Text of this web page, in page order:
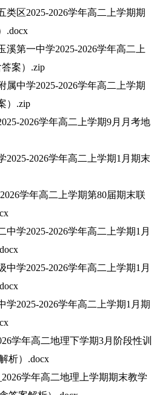
区2025-2026学年高二上学期期
.docx
第一中学2025-2026学年高二上
案）.zip
中学2025-2026学年高二上学期
）.zip
2026学年高二上学期9月月考地
2026学年高二上学期1月期末
学年高二上学期第80届期末联
学2025-2026学年高二上学期1月
学2025-2026学年高二上学期1月
2025-2026学年高二上学期1月期
学年高二地理下学期3月阶段性训
析）.docx
学年高二地理上学期期末教学